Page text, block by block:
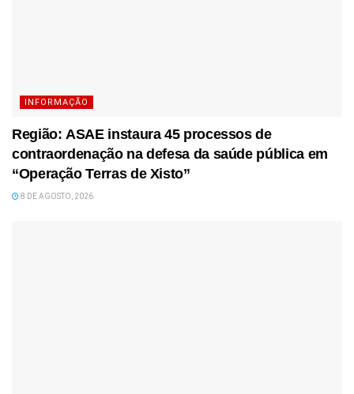
INFORMAÇÃO
Região: ASAE instaura 45 processos de
contraordenação na defesa da saúde pública em
“Operação Terras de Xisto”
8 DE AGOSTO, 2026